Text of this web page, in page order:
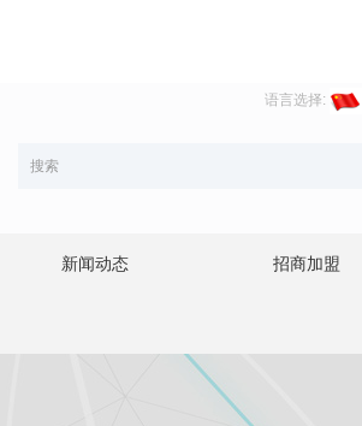
语言选择:
新闻动态 招商加盟